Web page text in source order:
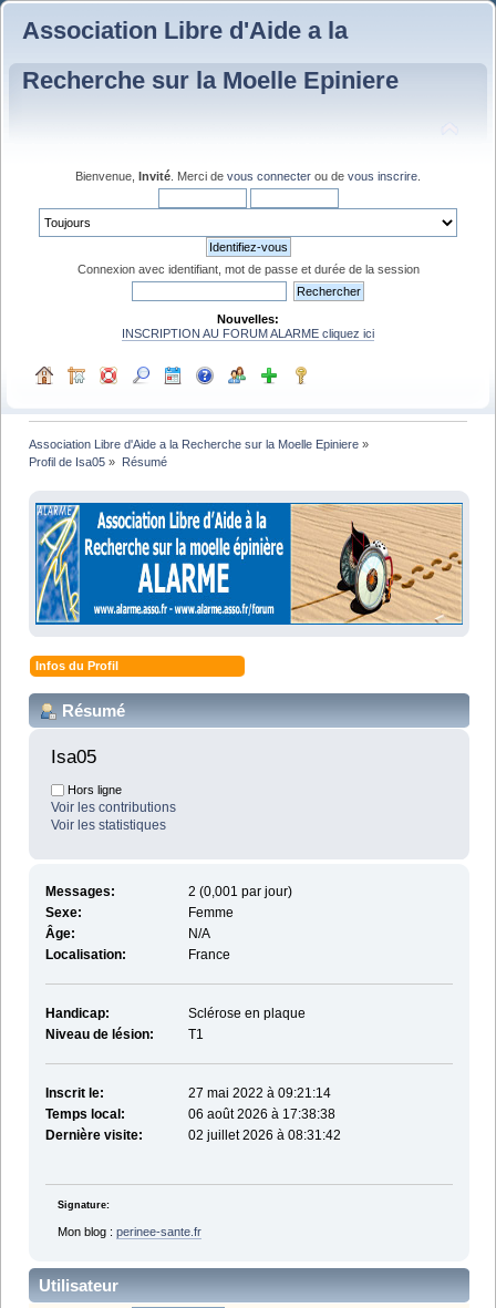
Association Libre d'Aide a la
Recherche sur la Moelle Epiniere
Bienvenue, Invité . Merci de vous connecter ou de vous inscrire
Connexion avec identifiant, mot de passe et durée de la session
Nouvelles:
INSCRIPTION AU FORUM ALARME cliquez ici
Association Libre d'Aide a la Recherche sur la Moelle Epiniere »
Profil de Isa05 » Résumé
Infos du Profil
Résumé
Isa05
Hors ligne
Voir les contributions
Voir les statistiques
Messages:
2 (0,001 par jour)
Sexe:
Femme
Âge:
N/A
Localisation:
France
Handicap:
Sclérose en plaque
Niveau de lésion:
T1
Inscrit le:
27 mai 2022 à 09:21:14
Temps local:
06 août 2026 à 17:38:38
Dernière visite:
02 juillet 2026 à 08:31:42
Signature:
Mon blog : perinee-sante.fr
Utilisateur